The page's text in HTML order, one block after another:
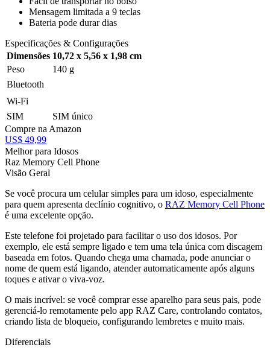
Mensagem limitada a 9 teclas
Bateria pode durar dias
Especificações & Configurações
Dimensões 10,72 x 5,56 x 1,98 cm
Peso
140 g
Bluetooth
Wi-Fi
SIM
SIM único
Compre na Amazon
US$ 49,99
Melhor para Idosos
Raz Memory Cell Phone
Visão Geral
Se você procura um celular simples para um idoso, especialmente
para quem apresenta declínio cognitivo, o RAZ Memory Cell Phone
é uma excelente opção.
Este telefone foi projetado para facilitar o uso dos idosos. Por
exemplo, ele está sempre ligado e tem uma tela única com discagem
baseada em fotos. Quando chega uma chamada, pode anunciar o
nome de quem está ligando, atender automaticamente após alguns
toques e ativar o viva-voz.
O mais incrível: se você comprar esse aparelho para seus pais, pode
gerenciá-lo remotamente pelo app RAZ Care, controlando contatos,
criando lista de bloqueio, configurando lembretes e muito mais.
Diferenciais